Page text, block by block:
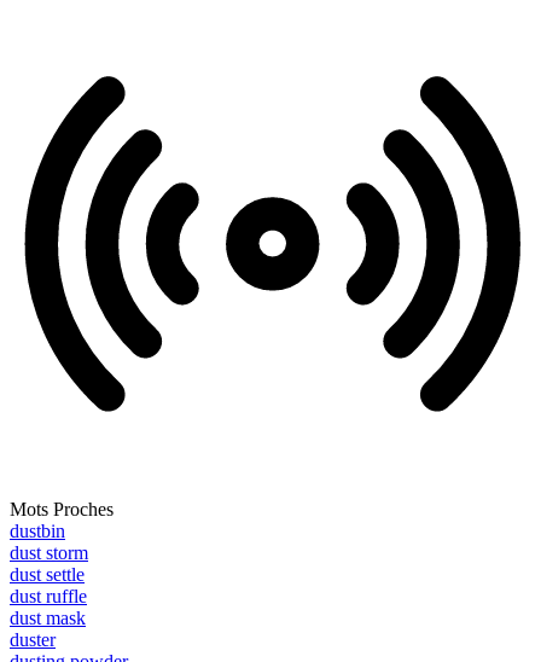
Mots Proches
dustbin
dust storm
dust settle
dust ruffle
dust mask
duster